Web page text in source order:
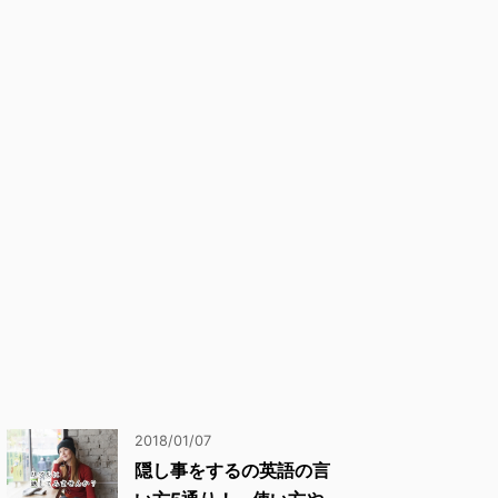
2018/01/07
隠し事をするの英語の言